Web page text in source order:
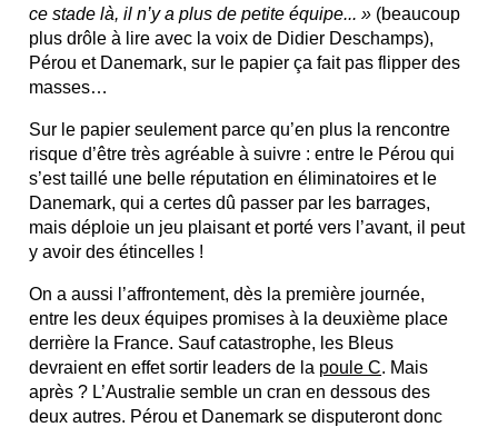
ce stade là, il n’y a plus de petite équipe... » (beaucoup
plus drôle à lire avec la voix de Didier Deschamps),
Pérou et Danemark, sur le papier ça fait pas flipper des
masses…
Sur le papier seulement parce qu’en plus la rencontre
risque d’être très agréable à suivre : entre le Pérou qui
s’est taillé une belle réputation en éliminatoires et le
Danemark, qui a certes dû passer par les barrages,
mais déploie un jeu plaisant et porté vers l’avant, il peut
y avoir des étincelles !
On a aussi l’affrontement, dès la première journée,
entre les deux équipes promises à la deuxième place
derrière la France. Sauf catastrophe, les Bleus
devraient en effet sortir leaders de la poule C. Mais
après ? L’Australie semble un cran en dessous des
deux autres. Pérou et Danemark se disputeront donc